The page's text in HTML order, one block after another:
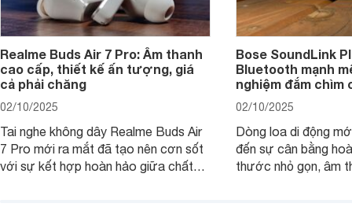
Realme Buds Air 7 Pro: Âm thanh
cao cấp, thiết kế ấn tượng, giá
cả phải chăng
02/10/2025
Tai nghe không dây Realme Buds Air
7 Pro mới ra mắt đã tạo nên cơn sốt
với sự kết hợp hoàn hảo giữa chất
Bose SoundLink
Bluetooth mạnh
nghiệm đắm chìm
02/10/2025
Dòng loa di động
đến sự cân bằng
thước nhỏ gọn, âm